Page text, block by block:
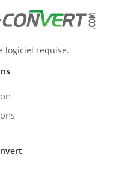
logiciel requise.